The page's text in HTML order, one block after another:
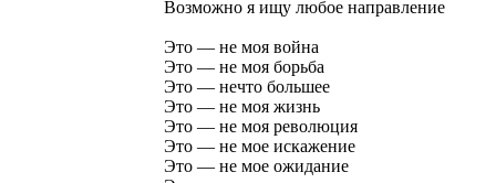
Возможно я ищу любое направление
Это — не моя война
Это — не моя борьба
Это — нечто большее
Это — не моя жизнь
Это — не моя революция
Это — не мое искажение
Это — не мое ожидание